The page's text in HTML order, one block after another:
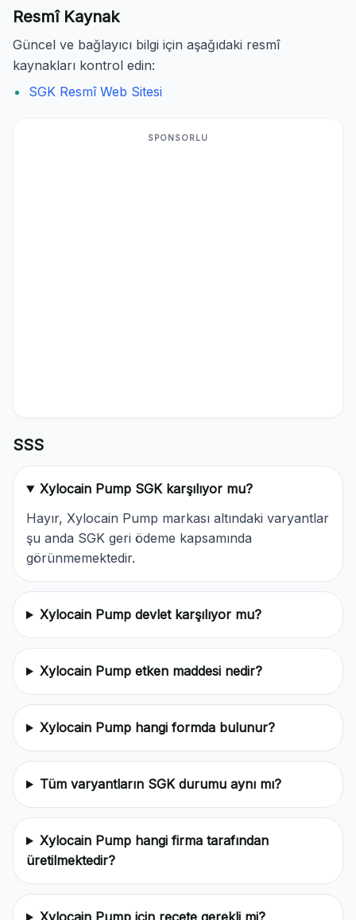
Resmî Kaynak
Güncel ve bağlayıcı bilgi için aşağıdaki resmî
kaynakları kontrol edin:
SGK Resmî Web Sitesi
SPONSORLU
SSS
Xylocain Pump SGK karşılıyor mu?
Hayır, Xylocain Pump markası altındaki varyantlar
şu anda SGK geri ödeme kapsamında
görünmemektedir.
Xylocain Pump devlet karşılıyor mu?
Xylocain Pump etken maddesi nedir?
Xylocain Pump hangi formda bulunur?
Tüm varyantların SGK durumu aynı mı?
Xylocain Pump hangi firma tarafından
üretilmektedir?
Xylocain Pump için reçete gerekli mi?